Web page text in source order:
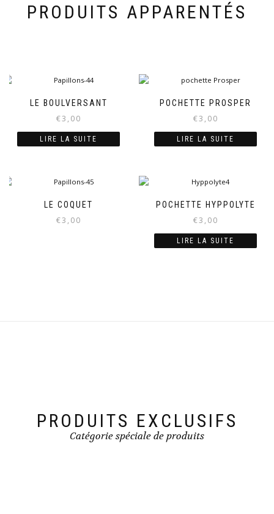
PRODUITS APPARENTÉS
LE BOULVERSANT
€3,00
LIRE LA SUITE
POCHETTE PROSPER
€3,00
LIRE LA SUITE
LE COQUET
€3,00
POCHETTE HYPPOLYTE
€3,00
LIRE LA SUITE
PRODUITS EXCLUSIFS
Catégorie spéciale de produits